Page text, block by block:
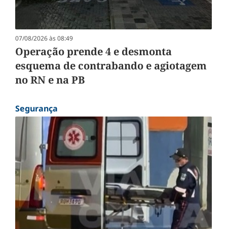
07/08/2026 às 08:49
Operação prende 4 e desmonta
esquema de contrabando e agiotagem
no RN e na PB
Segurança